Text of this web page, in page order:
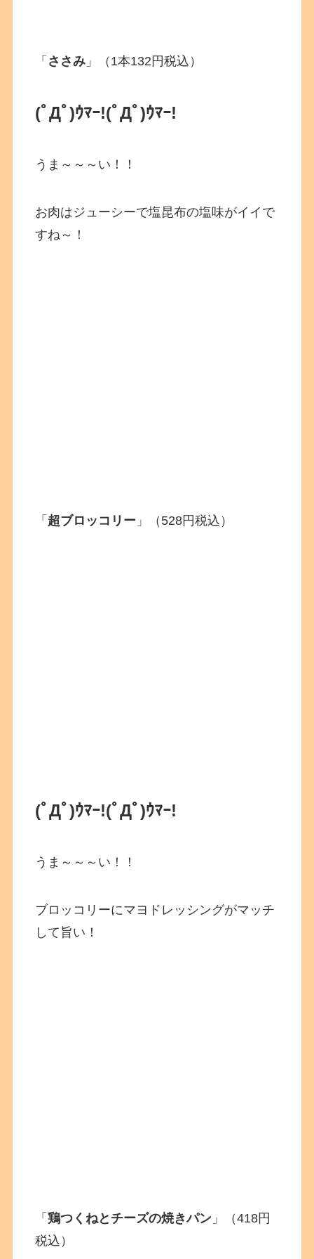
「 ささみ 」（1本132円税込）
(ﾟДﾟ)ｳﾏｰ!(ﾟДﾟ)ｳﾏｰ!
うま～～～い！！
お肉はジューシーで塩昆布の塩味がイイで
すね～！
「 超ブロッコリー 」（528円税込）
(ﾟДﾟ)ｳﾏｰ!(ﾟДﾟ)ｳﾏｰ!
うま～～～い！！
ブロッコリーにマヨドレッシングがマッチ
して旨い！
「鶏つくねとチーズの焼きパン 」（418円
税込）